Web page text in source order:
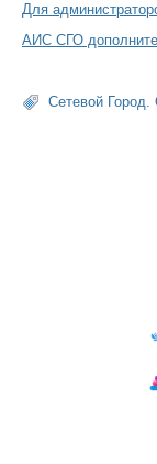
Для
АИС СГО
Сетевой Город.